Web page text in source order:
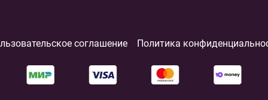
соглашение Политика